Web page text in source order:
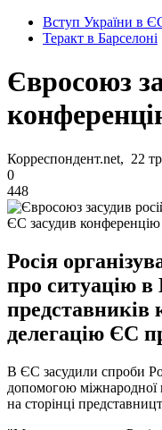
Вступ України в
Теракт в Барселоні
Євросоюз
Корреспондент.net, 22
0
448
ЄС засудив
Росія
про ситуацію в
представників
делегацію ЄС
В ЄС засудили спроби
допомогою міжнародної
на сторінці